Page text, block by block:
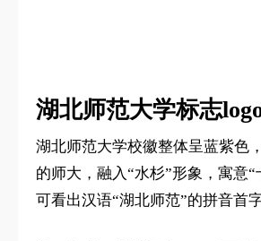
湖北师范大学标志
湖北师范大学校徽整体呈蓝紫色
的师大，融入“水杉”形象，寓意
可看出汉语“湖北师范”的拼音首